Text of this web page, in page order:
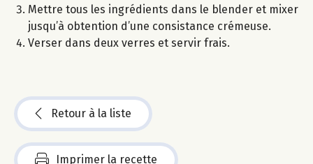
Mettre tous les ingrédients dans le blender et mixer
jusqu’à obtention d’une consistance crémeuse.
Verser dans deux verres et servir frais.
Retour à la liste
Imprimer la recette